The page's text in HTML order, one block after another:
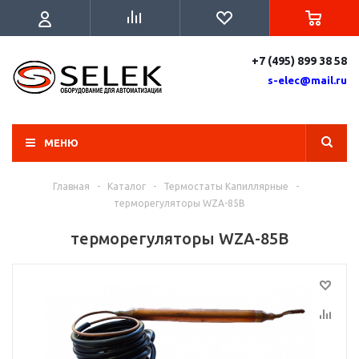
+7 (495) 899 38 58
s-elec@mail.ru
МЕНЮ
Главная - Каталог - Термостаты Капиллярные
-
терморегуляторы WZA-85B
терморегуляторы WZA-85B